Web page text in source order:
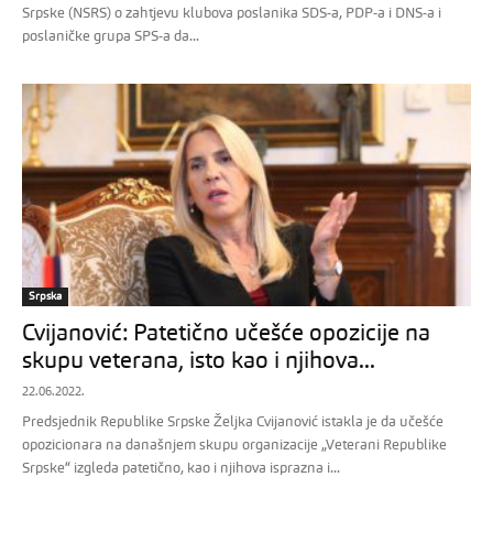
Srpske (NSRS) o zahtjevu klubova poslanika SDS-a, PDP-a i DNS-a i
poslaničke grupa SPS-a da...
Srpska
Cvijanović: Patetično učešće opozicije na
skupu veterana, isto kao i njihova...
22.06.2022.
Predsjednik Republike Srpske Željka Cvijanović istakla je da učešće
opozicionara na današnjem skupu organizacije „Veterani Republike
Srpske“ izgleda patetično, kao i njihova isprazna i...